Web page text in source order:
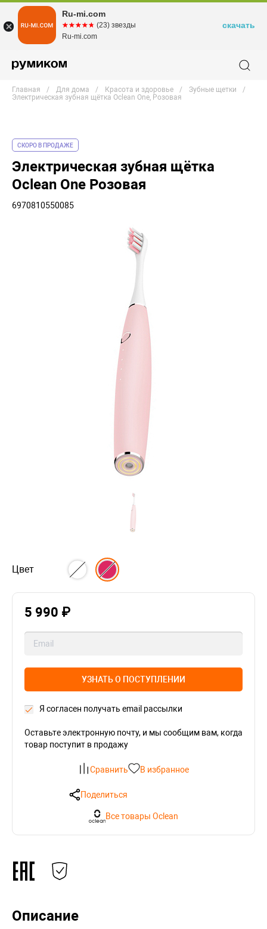
Главная Для дома Красота и здоровье
Зубные щетки
Электрическая зубная щётка Oclean One, Розовая
СКОРО В ПРОДАЖЕ
Электрическая зубная щётка
Oclean One Розовая
6970810550085
Цвет
5 990 ₽
УЗНАТЬ О ПОСТУПЛЕНИИ
Я согласен получать email рассылки
Оставьте электронную почту, и мы сообщим вам, когда
товар поступит в продажу
Сравнить В избранное
Поделиться
Все товары Oclean
Описание
Ru-mi.com
☆☆☆☆☆
★★★★★ (23) звезды
Ru-mi.com
скачать